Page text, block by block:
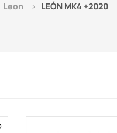
Leon LEÓN MK4 +2020